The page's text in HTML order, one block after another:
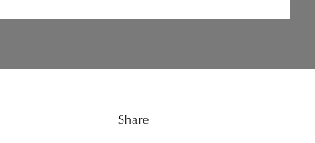
Share